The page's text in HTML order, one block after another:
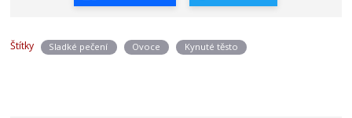
Štítky Sladké pečení Ovoce Kynuté těsto